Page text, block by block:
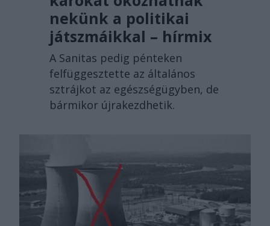
nekünk a politikai
játszmáikkal – hírmix
A Sanitas pedig pénteken
felfüggesztette az általános
sztrájkot az egészségügyben, de
bármikor újrakezdhetik.